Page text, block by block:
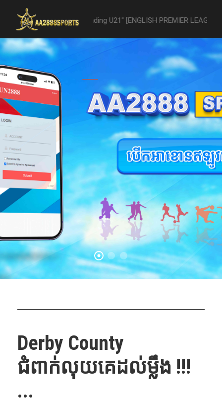
-vs- Reading U21" [ENGLISH PREMIER LEAGUE 2 U21 -
Derby County
ជំពាក់លុយគេដល់ម្លឹង !!!
...